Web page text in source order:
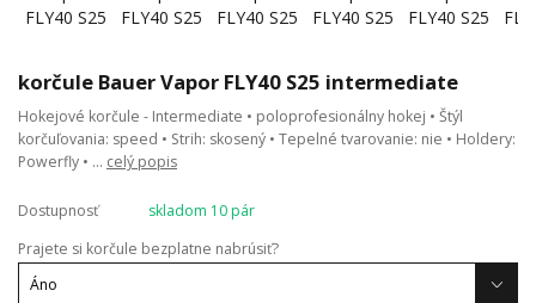
korčule Bauer Vapor FLY40 S25 intermediate
Hokejové korčule - Intermediate • poloprofesionálny hokej • Štýl
korčuľovania: speed • Strih: skosený • Tepelné tvarovanie: nie • Holdery:
Powerfly • ... celý popis
Dostupnosť
skladom 10 pár
Prajete si korčule bezplatne nabrúsiť?